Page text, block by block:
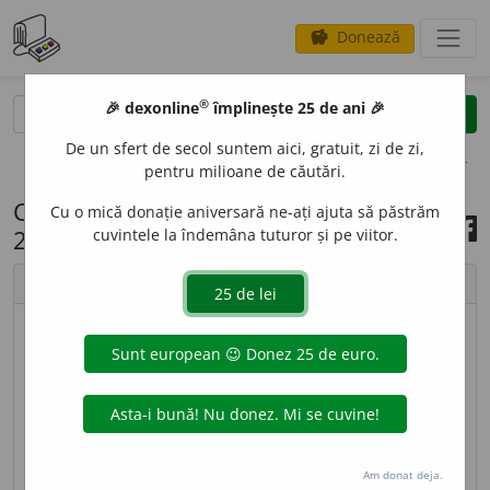
savings Donează
opțiuni
Cuvântul zilei, 15 octombrie
2022
imagine ©Andrea Homorodean
foliouri, s. n. 1.Format de hârtie sau de
carte obținut prin îndoirea colii de hârtie o singură
🎉 dexonline® împlinește 25 de ani 🎉
De un sfert de secol suntem aici, gratuit, zi de zi,
pentru milioane de căutări.
Cu o mică donație aniversară ne-ați ajuta să păstrăm
cuvintele la îndemâna tuturor și pe viitor.
Am donat deja.